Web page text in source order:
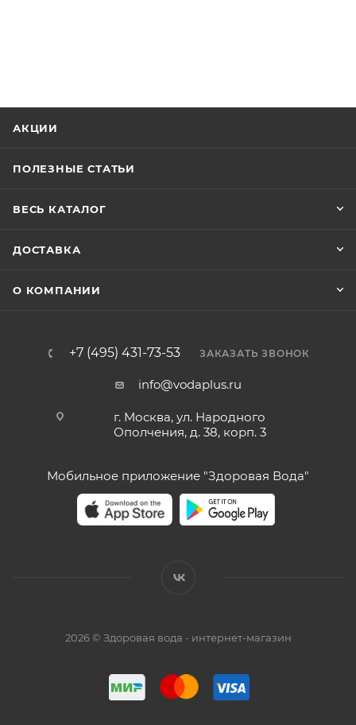
АКЦИИ
ПОЛЕЗНЫЕ СТАТЬИ
ВЕСЬ КАТАЛОГ
ДОСТАВКА
О КОМПАНИИ
+7 (495) 431-73-53 ЗАКАЗАТЬ ЗВОНОК
info@vodaplus.ru
г. Москва, ул. Народного
Ополчения, д. 38, корп. 3
Мобильное приложение "Здоровая Вода"
2026 © Здоровая вода - интернет-магазин